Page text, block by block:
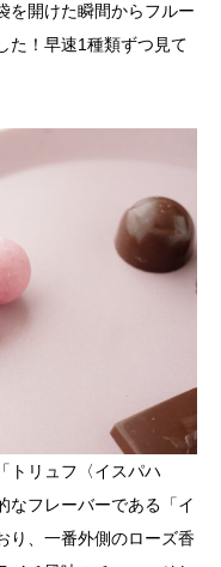
を開けた瞬間からフルー
た！早速1種類ずつ見て
トリュフ〈イスパハ
なフレーバーである「イ
り、一番外側のローズ香